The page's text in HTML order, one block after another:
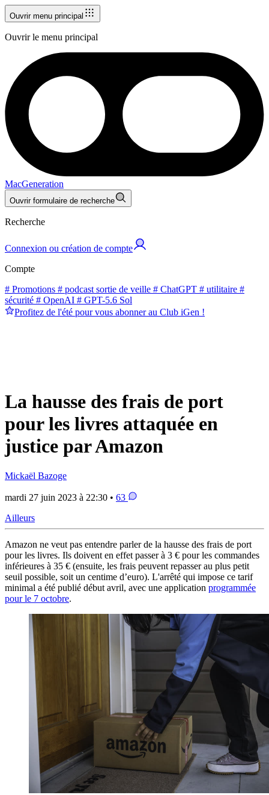
Ouvrir menu principal
Ouvrir le menu principal
MacGeneration
Ouvrir formulaire de recherche
Recherche
Connexion ou création de compte
Compte
# Promotions # podcast sortie de veille # ChatGPT # utilitaire #
sécurité # OpenAI # GPT-5.6 Sol
Profitez de l'été pour vous abonner au Club iGen !
La hausse des frais de port
pour les livres attaquée en
justice par Amazon
Mickaël Bazoge
mardi 27 juin 2023 à 22:30 • 63
Ailleurs
Amazon ne veut pas entendre parler de la hausse des frais de port
pour les livres. Ils doivent en effet passer à 3 € pour les commandes
inférieures à 35 € (ensuite, les frais peuvent repasser au plus petit
seuil possible, soit un centime d’euro). L'arrêté qui impose ce tarif
minimal a été publié début avril, avec une application programmée
pour le 7 octobre.